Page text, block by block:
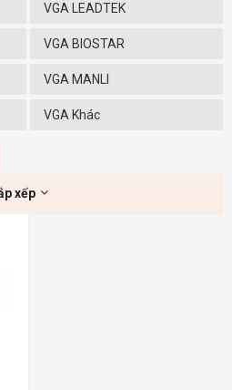
VGA LEADTEK
VGA BIOSTAR
VGA MANLI
VGA Khác
xếp